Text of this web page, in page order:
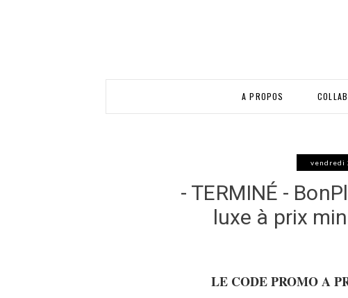
A PROPOS
vendredi
- TERMINÉ -
luxe à prix
LE CODE PROMO A